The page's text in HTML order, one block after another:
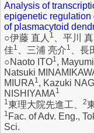
Analysis of
epigenetic regulation
of plasmacytoid
○伊藤 直人 1 、平川
佳1 、三浦 亮介1 、長
○Naoto ITO1,
Natsuki
MIURA1, Kazuki
NISHIYAMA1
1東理大院先進工、 2
1 Fac. of Adv. Eng.,
Sci.